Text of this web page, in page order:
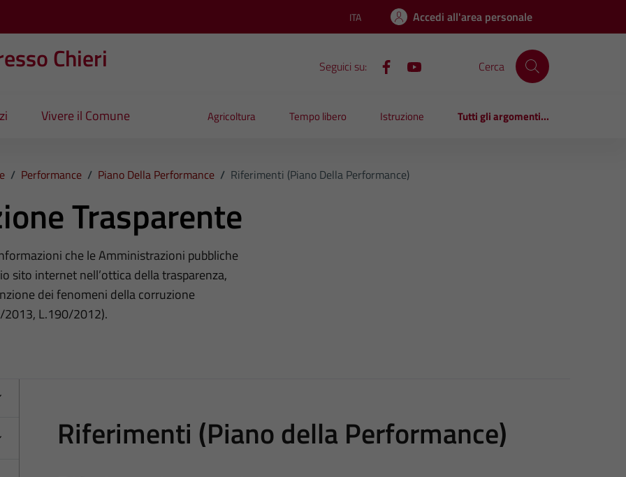
Lingua attiva:
ITA Accedi all'area personale
Chieri Seguici su: Cerca
Vivere il Comune Agricoltura Tempo libero Istruzione Tutti gli argomenti...
/ Performance / Piano Della Performance / Riferimenti (Piano Della Performance)
Trasparente
che le Amministrazioni pubbliche
sito internet nell’ottica della trasparenza,
dei fenomeni della corruzione
L.190/2012).
Riferimenti (Piano della Performance)